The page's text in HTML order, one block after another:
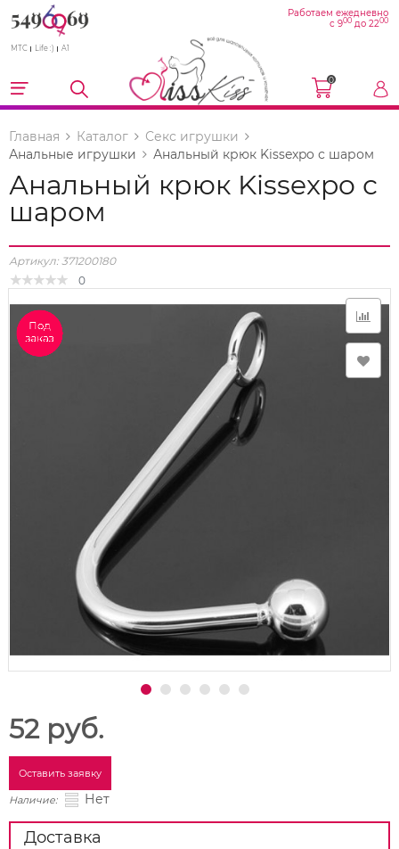
МТС Life :) A1
Работаем ежедневно
с 900 до 2200
0
Главная Каталог
Секс игрушки
Анальные игрушки
Анальный крюк Kissexpo с шаром
Анальный крюк Kissexpo с
шаром
Артикул: 371200180
0
52 руб.
Оставить заявку
Наличие: Нет
Доставка